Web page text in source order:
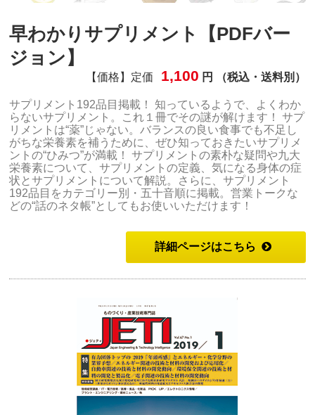
早わかりサプリメント【PDFバー
ジョン】
【価格】定価 1,100 円 （税込・送料別）
サプリメント192品目掲載！ 知っているようで、よくわか
らないサプリメント。これ１冊でその謎が解けます！ サプ
リメントは“薬”じゃない。バランスの良い食事でも不足し
がちな栄養素を補うために、ぜひ知っておきたいサプリメ
ントの“ひみつ”が満載！ サプリメントの素朴な疑問や九大
栄養素について、サプリメントの定義、気になる身体の症
状とサプリメントについて解説。さらに、サプリメント
192品目をカテゴリー別・五十音順に掲載。営業トークな
どの“話のネタ帳”としてもお使いいただけます！
詳細ページはこちら